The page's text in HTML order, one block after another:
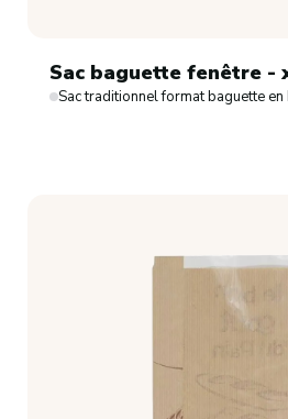
Sac baguette fenêtre -
Sac traditionnel format baguette en